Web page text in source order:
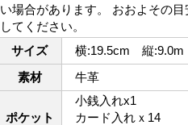
い場合があります。 おおよその
してください。
サイズ
横:19.5cm 縦
素材
牛革
ポケット
小銭入れx1
カード入れｘ14